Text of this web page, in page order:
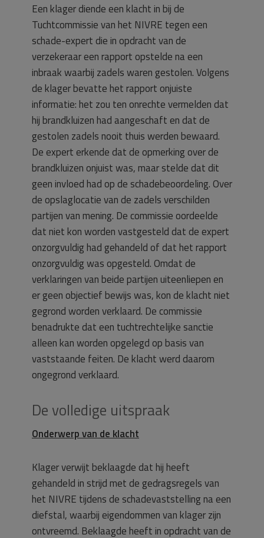
Een klager diende een klacht in bij de
Tuchtcommissie van het NIVRE tegen een
schade-expert die in opdracht van de
verzekeraar een rapport opstelde na een
inbraak waarbij zadels waren gestolen. Volgens
de klager bevatte het rapport onjuiste
informatie: het zou ten onrechte vermelden dat
hij brandkluizen had aangeschaft en dat de
gestolen zadels nooit thuis werden bewaard.
De expert erkende dat de opmerking over de
brandkluizen onjuist was, maar stelde dat dit
geen invloed had op de schadebeoordeling. Over
de opslaglocatie van de zadels verschilden
partijen van mening. De commissie oordeelde
dat niet kon worden vastgesteld dat de expert
onzorgvuldig had gehandeld of dat het rapport
onzorgvuldig was opgesteld. Omdat de
verklaringen van beide partijen uiteenliepen en
er geen objectief bewijs was, kon de klacht niet
gegrond worden verklaard. De commissie
benadrukte dat een tuchtrechtelijke sanctie
alleen kan worden opgelegd op basis van
vaststaande feiten. De klacht werd daarom
ongegrond verklaard.
De volledige uitspraak
Onderwerp van de klacht
Klager verwijt beklaagde dat hij heeft
gehandeld in strijd met de gedragsregels van
het NIVRE tijdens de schadevaststelling na een
diefstal, waarbij eigendommen van klager zijn
ontvreemd. Beklaagde heeft in opdracht van de